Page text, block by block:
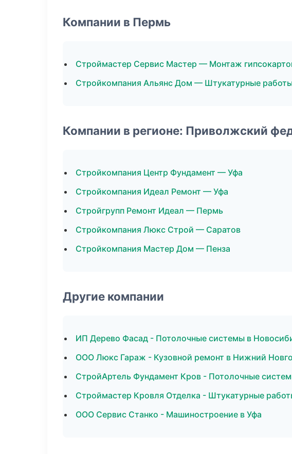
Компании в Пермь
Строймастер Сервис Мастер — Монтаж
Стройкомпания Альянс Дом — Штукатурные
Компании в регионе: Приволжский
Стройкомпания Центр Фундамент — Уфа
Стройкомпания Идеал Ремонт — Уфа
Стройгрупп Ремонт Идеал — Пермь
Стройкомпания Люкс Строй — Саратов
Стройкомпания Мастер Дом — Пенза
Другие компании
ИП Дерево Фасад - Потолочные системы в
ООО Люкс Гараж - Кузовной ремонт в Нижний
СтройАртель Фундамент Кров - Потолочные
Строймастер Кровля Отделка - Штукатурные
ООО Сервис Станко - Машиностроение в Уфа